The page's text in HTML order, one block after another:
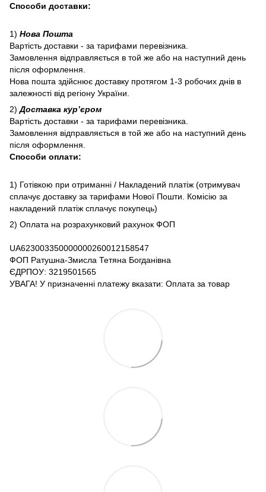
Способи доставки:
1) Нова Пошта
Вартість доставки - за тарифами перевізника.
Замовлення відправляється в той же або на наступний день
після оформлення.
Нова пошта здійснює доставку протягом 1-3 робочих днів в
залежності від регіону України.
2)Доставка курʼєром
Вартість доставки - за тарифами перевізника.
Замовлення відправляється в той же або на наступний день
після оформлення.
Способи оплати:
1) Готівкою при отриманні / Накладений платіж (отримувач
сплачує доставку за тарифами Нової Пошти. Комісію за
накладений платіж сплачує покупець)
2) Оплата на розрахунковий рахунок ФОП
UA623003350000000260012158547
ФОП Ратушна-Змисла Тетяна Богданівна
ЄДРПОУ: 3219501565
УВАГА! У призначенні платежу вказати: Оплата за товар